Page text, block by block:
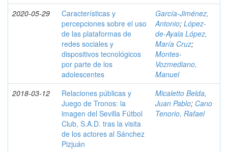
2020-05-29
Características y
percepciones sobre el uso
de las plataformas de
redes sociales y
dispositivos tecnológicos
por parte de los
adolescentes
García-Jiménez,
Antonio; López-
de-Ayala López,
María Cruz;
Montes-
Vozmediano,
Manuel
2018-03-12
Relaciones públicas y
Juego de Tronos: la
imagen del Sevilla Fútbol
Club, S.A.D. tras la visita
de los actores al Sánchez
Pizjuán
Micaletto Belda,
Juan Pablo; Cano
Tenorio, Rafael